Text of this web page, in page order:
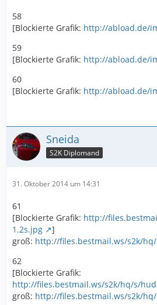
58
[Blockierte Grafik: http://abload.de/
59
[Blockierte Grafik: http://abload.de/
60
[Blockierte Grafik: http://abload.de/
Sneida
S2K Diplomand
31. Oktober 2014 um 14:31
61
[Blockierte Grafik: http://
1.2s.jpg
]
groß: http://files.bestmail.ws/s2k/
62
[Blockierte Grafik:
http://files.bestmail.ws/s2k/hq/s/
groß: http://files.bestmail.ws/s2k/